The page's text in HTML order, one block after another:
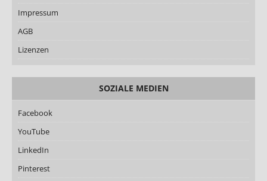
Impressum
AGB
Lizenzen
SOZIALE MEDIEN
Facebook
YouTube
LinkedIn
Pinterest